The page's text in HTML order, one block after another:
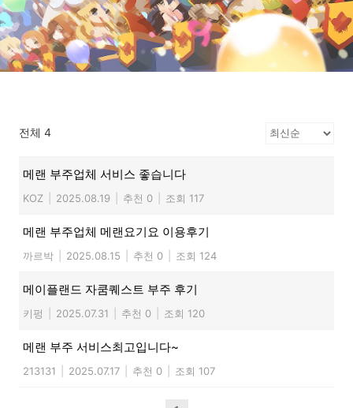
전체 4
메랜 부주업체 서비스 좋습니다
KOZ 2025.08.19 추천 0 조회 117
메랜 부주업체 메랜요기요 이용후기
까르박 2025.08.15 추천 0 조회 124
메이플랜드 자쿰퀘스트 부주 후기
키펑 2025.07.31 추천 0 조회 120
메랜 부주 서비스최고입니다~
213131 2025.07.17 추천 0 조회 107